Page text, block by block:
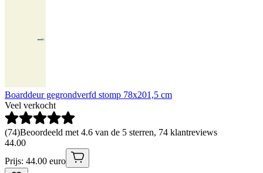
Boarddeur gegrondverfd stomp 78x201,5 cm
Veel verkocht
(74)Beoordeeld met 4.6 van de 5 sterren, 74 klantreviews
44.00
Prijs: 44.00 euro